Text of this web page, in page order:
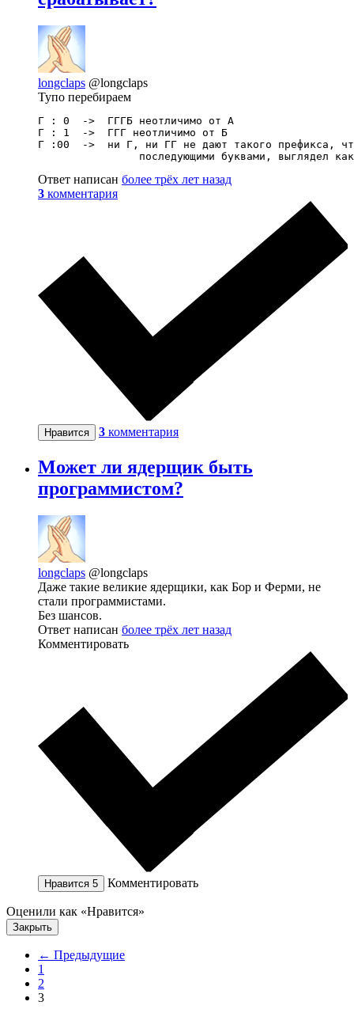
longclaps @longclaps
Тупо перебираем
Г : 0  ->  ГГГБ неотличимо от А
Г : 1  ->  ГГГ неотличимо от Б
Г :00  ->  ни Г, ни ГГ не дают такого префикса,
последующими буквами, выглядел
Ответ написан более трёх лет назад
3 комментария
Нравится 3 комментария
Может ли ядерщик быть
программистом?
longclaps @longclaps
Даже такие великие ядерщики, как Бор и Ферми, не
стали программистами.
Без шансов.
Ответ написан более трёх лет назад
Комментировать
Нравится 5 Комментировать
Оценили как «Нравится»
Закрыть
← Предыдущие
1
2
3